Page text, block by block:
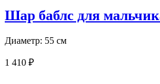
Шар баблс для
Диаметр: 55 см
1 410 ₽